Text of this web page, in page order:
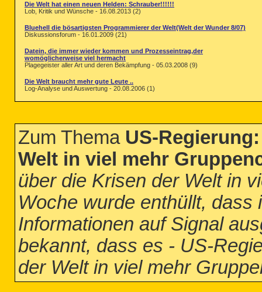
Die Welt hat einen neuen Helden: Schrauber!!!!!!
Lob, Kritik und Wünsche - 16.08.2013 (2)
Bluehell die bösartigsten Programmierer der Welt(Welt der Wunder 8/07)
Diskussionsforum - 16.01.2009 (21)
Datein, die immer wieder kommen und Prozesseintrag,der
womöglicherweise viel hermacht
Plagegeister aller Art und deren Bekämpfung - 05.03.2008 (9)
Die Welt braucht mehr gute Leute ..
Log-Analyse und Auswertung - 20.08.2006 (1)
Zum Thema US-
Welt in viel mehr
über die Krisen der Welt in
Woche wurde enthüllt,
Informationen auf Signal
bekannt, dass es - US-
der Welt in viel mehr